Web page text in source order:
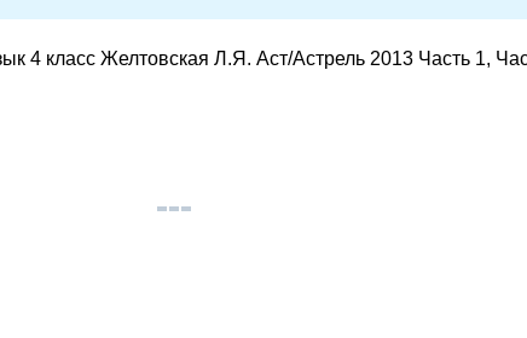
4 класс Желтовская Л.Я. Аст/Астрель 2013 Часть 1,